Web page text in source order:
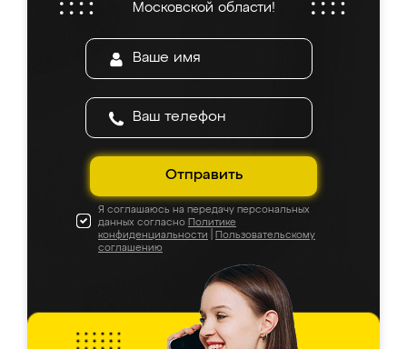
Московской области!
Отправить
Я соглашаюсь на передачу персональных
данных согласно Политике
конфиденциальности
Пользовательскому
соглашению